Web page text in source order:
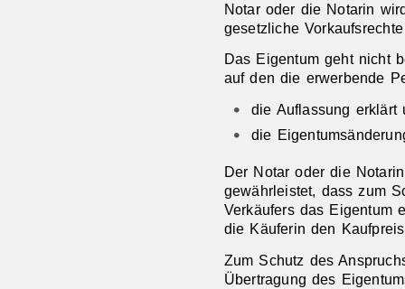
Notar oder die Notarin
gesetzliche
Das Eigentum geht nicht
auf den die erwerbende
die Auflassung erklärt
die
Der Notar oder die
gewährleistet, dass zum
Verkäufers das Eigentum
die Käuferin den
Zum Schutz des
Übertragung des